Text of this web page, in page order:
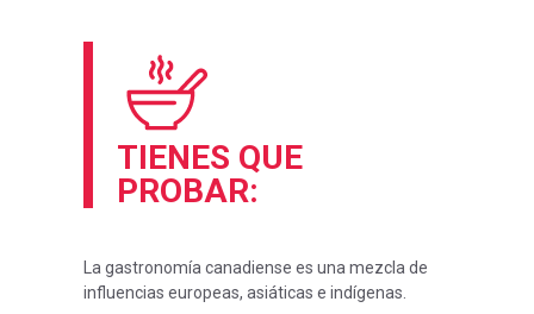
TIENES QUE
PROBAR:
La gastronomía canadiense es una mezcla de
influencias europeas, asiáticas e indígenas.